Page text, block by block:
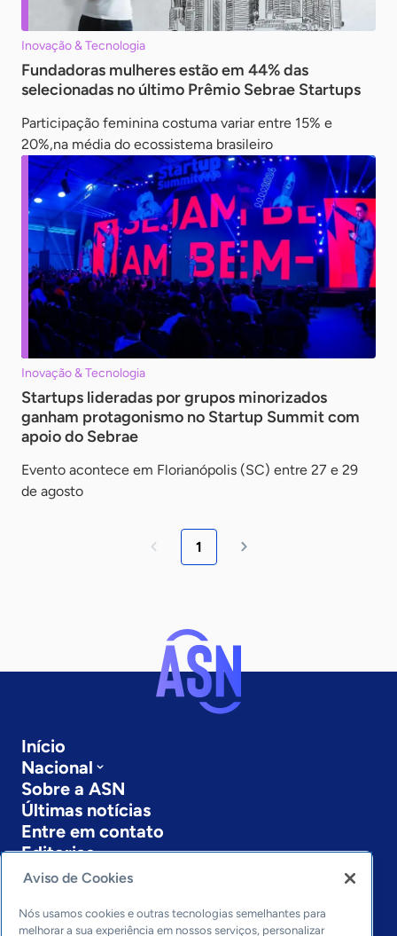
Inovação & Tecnologia
Fundadoras mulheres estão em 44% das
selecionadas no último Prêmio Sebrae Startups
Participação feminina costuma variar entre 15% e
20%,na média do ecossistema brasileiro
Inovação & Tecnologia
Startups lideradas por grupos minorizados
ganham protagonismo no Startup Summit com
apoio do Sebrae
Evento acontece em Florianópolis (SC) entre 27 e 29
de agosto
1
Início
Nacional
Sobre a ASN
Últimas notícias
Entre em contato
Editorias
Economia & Política
Inovação & Tecnologia
Cultura empreendedora
Aviso de Cookies
Nós usamos cookies e outras tecnologias semelhantes para
melhorar a sua experiência em nossos serviços, personalizar